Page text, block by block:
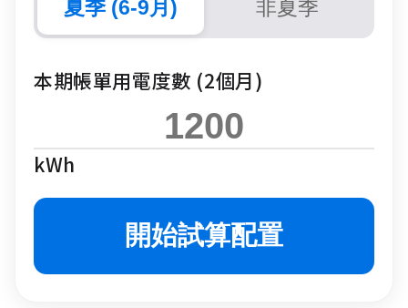
夏季 (6-9月) 非夏季
本期帳單用電度數 (2個月)
kWh
開始試算配置